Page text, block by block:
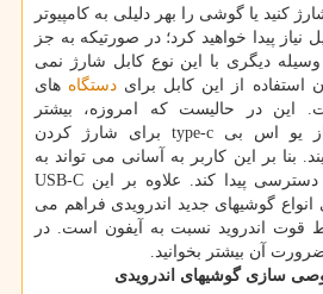
کنید یا گوشی را بهر دلیلی به کامپیوتر
پیدا خواهید کرد؛ در صورتیکه به جز
وسیله دیگری با این نوع کابل شارژ نمی
استفاده از این کابل برای دستگاه های
این در حالیست که امروزه، بیشتر
گوشیهای جدید اندروید از یو اس بی type-c برای شارژ کردن
بنا بر این کاربر به آسانی می تواند به
دنیایی وسیع از پورت ها دسترسی پیدا کند. علاوه بر این USB-C
گوشیهای جدید اندرویدی فراهم می
قوت اندروید نسبت به آیفون است. در
ضرورت آن بیشتر بخوانید.